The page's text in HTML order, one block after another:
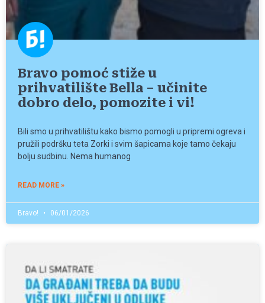
Bravo pomoć stiže u
prihvatilište Bella – učinite
dobro delo, pomozite i vi!
Bili smo u prihvatilištu kako bismo pomogli u pripremi ogreva i
pružili podršku teta Zorki i svim šapicama koje tamo čekaju
bolju sudbinu. Nema humanog
READ MORE »
Bravo! 06/01/2026